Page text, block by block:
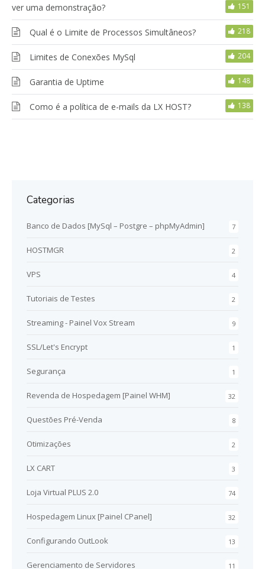
ver uma demonstração?
151
Qual é o Limite de Processos Simultâneos? 218
Limites de Conexões MySql 204
Garantia de Uptime 148
Como é a política de e-mails da LX HOST? 138
Categorias
7
Banco de Dados [MySql – Postgre – phpMyAdmin]
2
HOSTMGR
4
VPS
2
Tutoriais de Testes
9
Streaming - Painel Vox Stream
1
SSL/Let's Encrypt
1
Segurança
32
Revenda de Hospedagem [Painel WHM]
8
Questões Pré-Venda
2
Otimizações
3
LX CART
74
Loja Virtual PLUS 2.0
32
Hospedagem Linux [Painel CPanel]
13
Configurando OutLook
11
Gerenciamento de Servidores